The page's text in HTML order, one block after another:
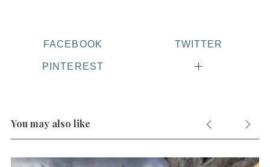
FACEBOOK TWITTER
PINTEREST
You may also like